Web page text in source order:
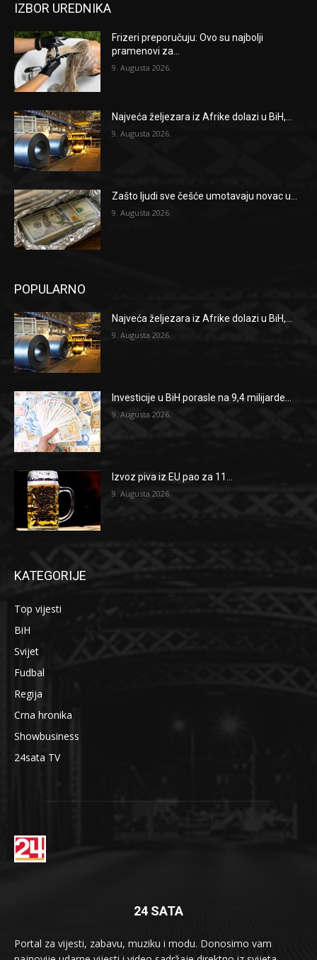
IZBOR UREDNIKA
Frizeri preporučuju: Ovo su najbolji
pramenovi za...
9. Augusta 2026.
Najveća željezara iz Afrike dolazi u BiH,...
9. Augusta 2026.
Zašto ljudi sve češće umotavaju novac u...
9. Augusta 2026.
POPULARNO
Najveća željezara iz Afrike dolazi u BiH,...
9. Augusta 2026.
Investicije u BiH porasle na 9,4 milijarde...
9. Augusta 2026.
Izvoz piva iz EU pao za 11...
9. Augusta 2026.
KATEGORIJE
Top vijesti
BiH
Svijet
Fudbal
Regija
Crna hronika
Showbusiness
24sata TV
24 SATA
Portal za vijesti, zabavu, muziku i modu. Donosimo vam